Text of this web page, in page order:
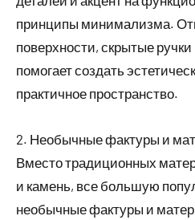
принципы минимализма.
поверхности, скрытые
помогает создать
практичное пространство.
2. Необычные фактуры и
Вместо традиционных
и камень, все большую
необычные фактуры и